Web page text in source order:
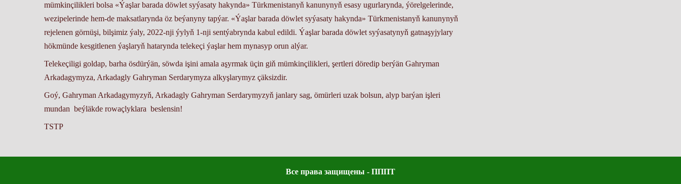
mümkinçilikleri bolsa «Ýaşlar barada döwlet syýasaty hakynda» Türkmenistanyň kanunynyň esasy ugurlarynda, ýörelgelerinde,
wezipelerinde hem-de maksatlarynda öz beýanyny tapýar. «Ýaşlar barada döwlet syýasaty hakynda» Türkmenistanyň kanunynyň
rejelenen görnüşi, bilşimiz ýaly, 2022-nji ýylyň 1-nji sentýabrynda kabul edildi. Ýaşlar barada döwlet syýasatynyň gatnaşyjylary
hökmünde kesgitlenen ýaşlaryň hatarynda telekeçi ýaşlar hem mynasyp orun alýar.
Telekeçiligi goldap, barha ösdürýän, söwda işini amala aşyrmak üçin giň mümkinçilikleri, şertleri döredip berýän Gahryman
Arkadagymyza, Arkadagly Gahryman Serdarymyza alkyşlarymyz çäksizdir.
Goý, Gahryman Arkadagymyzyň, Arkadagly Gahryman Serdarymyzyň janlary sag, ömürleri uzak bolsun, alyp barýan işleri
mundan beýläkde rowaçlyklara beslensin!
TSTP
Все права защищены - ПППТ